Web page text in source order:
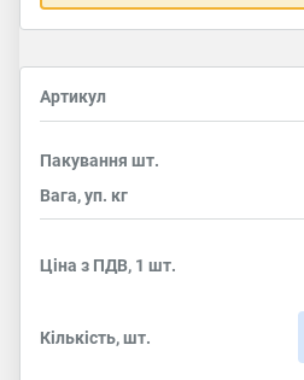
Артикул
Пакування шт.
Вага, уп. кг
Ціна з ПДВ, 1 шт.
Кількість, шт.